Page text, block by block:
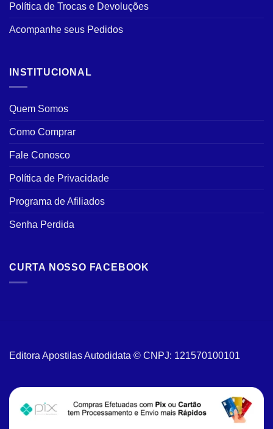
Política de Trocas e Devoluções
Acompanhe seus Pedidos
INSTITUCIONAL
Quem Somos
Como Comprar
Fale Conosco
Política de Privacidade
Programa de Afiliados
Senha Perdida
CURTA NOSSO FACEBOOK
Editora Apostilas Autodidata © CNPJ: 121570100101